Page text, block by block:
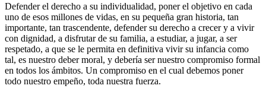
Defender el derecho a su individualidad, poner el objetivo en cada
uno de esos millones de vidas, en su pequeña gran historia, tan
importante, tan trascendente, defender su derecho a crecer y a vivir
con dignidad, a disfrutar de su familia, a estudiar, a jugar, a ser
respetado, a que se le permita en definitiva vivir su infancia como
tal, es nuestro deber moral, y debería ser nuestro compromiso formal
en todos los ámbitos. Un compromiso en el cual debemos poner
todo nuestro empeño, toda nuestra fuerza.